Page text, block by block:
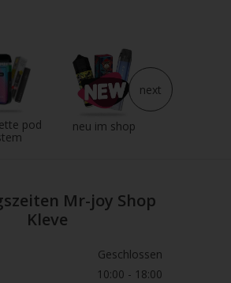
pod
neu im shop
next
Mr-joy Shop
Kleve
Geschlossen
10:00 - 18:00